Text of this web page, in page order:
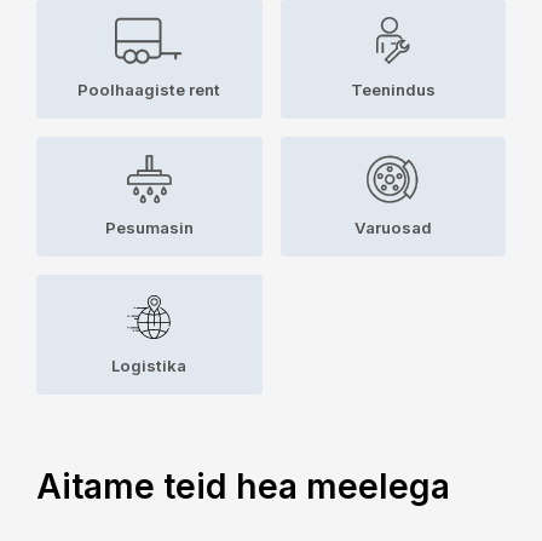
Poolhaagiste rent Teenindus
Pesumasin Varuosad
Logistika
Aitame teid hea meelega